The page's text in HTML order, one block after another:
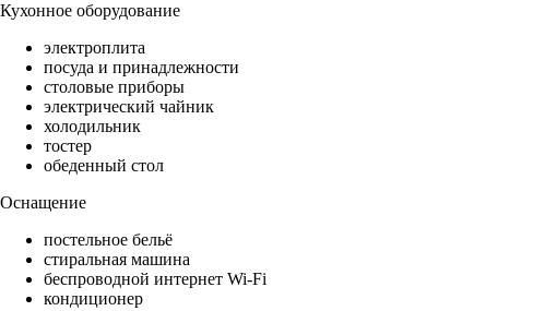
Кухонное оборудование
электроплита
посуда и принадлежности
столовые приборы
электрический чайник
холодильник
тостер
обеденный стол
Оснащение
постельное бельё
стиральная машина
беспроводной интернет Wi-Fi
кондиционер